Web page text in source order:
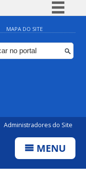
Simplifique!
Comunica BR
Participe
MAPA DO SITE
Administradores do Site
MENU